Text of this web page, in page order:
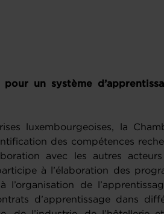
pour un système
luxembourgeoises, la
des compétences
avec les autres
à l’élaboration des
l’organisation de
d’apprentissage dans